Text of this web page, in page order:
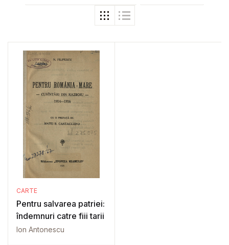
CARTE
Pentru salvarea patriei:
îndemnuri catre fiii tarii
Ion Antonescu